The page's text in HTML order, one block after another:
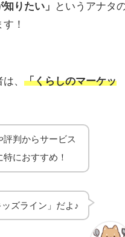
りたい」
というアナタ
！
は、「くらしのマーケッ
判からサービス
におすすめ！
ズライン」だよ♪